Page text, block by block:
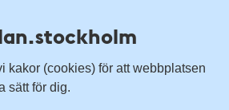
kakor (cookies) för att webbplatsen
sätt för dig.